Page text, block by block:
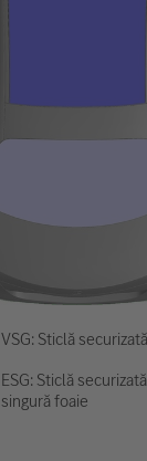
VSG: Sticlă
ESG: Sticlă
singură foaie